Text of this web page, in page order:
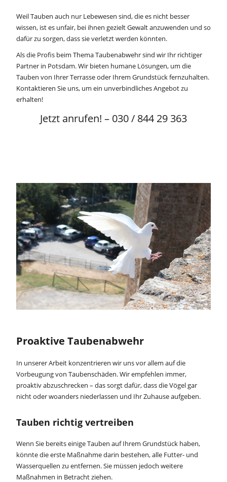
Weil Tauben auch nur Lebewesen sind, die es nicht besser
wissen, ist es unfair, bei ihnen gezielt Gewalt anzuwenden und so
dafür zu sorgen, dass sie verletzt werden könnten.
Als die Profis beim Thema Taubenabwehr sind wir Ihr richtiger
Partner in Potsdam. Wir bieten humane Lösungen, um die
Tauben von Ihrer Terrasse oder Ihrem Grundstück fernzuhalten.
Kontaktieren Sie uns, um ein unverbindliches Angebot zu
erhalten!
Jetzt anrufen! – 030 / 844 29 363
Proaktive Taubenabwehr
In unserer Arbeit konzentrieren wir uns vor allem auf die
Vorbeugung von Taubenschäden. Wir empfehlen immer,
proaktiv abzuschrecken – das sorgt dafür, dass die Vögel gar
nicht oder woanders niederlassen und Ihr Zuhause aufgeben.
Tauben richtig vertreiben
Wenn Sie bereits einige Tauben auf Ihrem Grundstück haben,
könnte die erste Maßnahme darin bestehen, alle Futter- und
Wasserquellen zu entfernen. Sie müssen jedoch weitere
Maßnahmen in Betracht ziehen.